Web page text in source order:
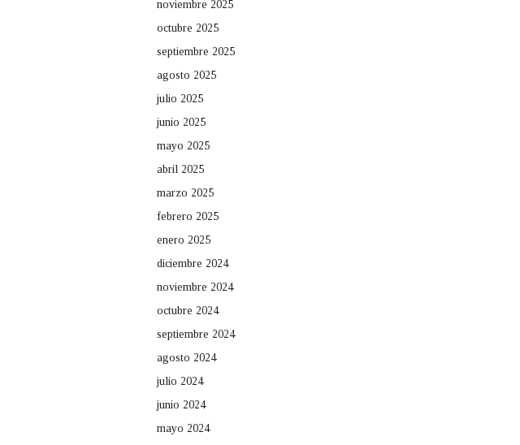
noviembre 2025
octubre 2025
septiembre 2025
agosto 2025
julio 2025
junio 2025
mayo 2025
abril 2025
marzo 2025
febrero 2025
enero 2025
diciembre 2024
noviembre 2024
octubre 2024
septiembre 2024
agosto 2024
julio 2024
junio 2024
mayo 2024